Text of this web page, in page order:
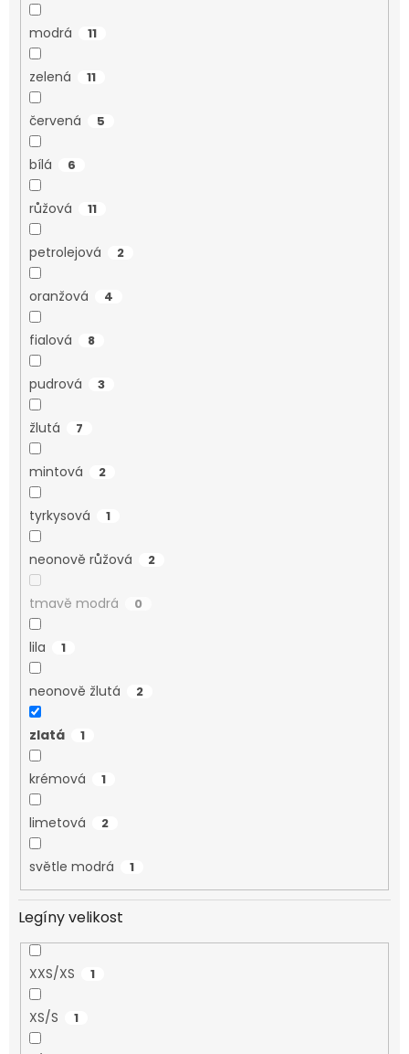
modrá 11
zelená 11
červená 5
bílá 6
růžová 11
petrolejová 2
oranžová 4
fialová 8
pudrová 3
žlutá 7
mintová 2
tyrkysová 1
neonově růžová 2
tmavě modrá 0
lila 1
neonově žlutá 2
zlatá 1
krémová 1
limetová 2
světle modrá 1
Legíny velikost
XXS/XS 1
XS/S 1